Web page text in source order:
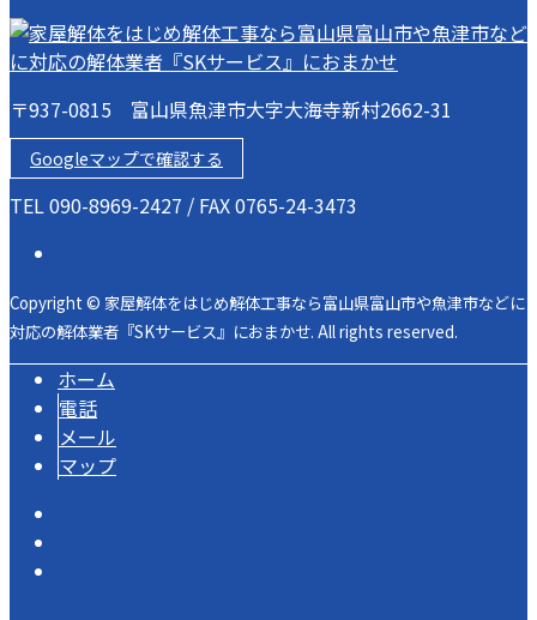
〒937-0815 富山県魚津市大字大海寺新村2662-31
Googleマップで確認する
TEL 090-8969-2427 / FAX 0765-24-3473
Copyright © 家屋解体をはじめ解体工事なら富山県富山市や魚津市などに
対応の解体業者『SKサービス』におまかせ. All rights reserved.
ホーム
電話
メール
マップ